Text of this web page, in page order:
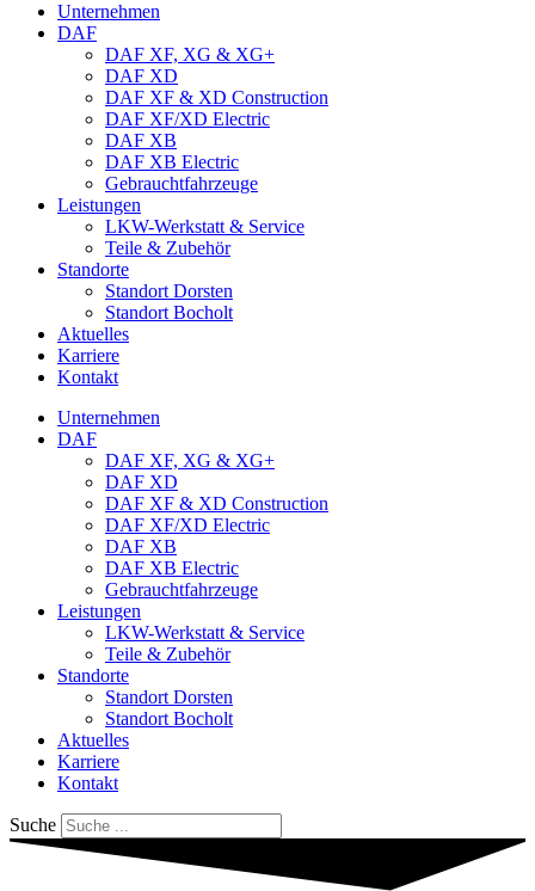
Unternehmen
DAF
DAF XF, XG & XG+
DAF XD
DAF XF & XD Construction
DAF XF/XD Electric
DAF XB
DAF XB Electric
Gebrauchtfahrzeuge
Leistungen
LKW-Werkstatt & Service
Teile & Zubehör
Standorte
Standort Dorsten
Standort Bocholt
Aktuelles
Karriere
Kontakt
Unternehmen
DAF
DAF XF, XG & XG+
DAF XD
DAF XF & XD Construction
DAF XF/XD Electric
DAF XB
DAF XB Electric
Gebrauchtfahrzeuge
Leistungen
LKW-Werkstatt & Service
Teile & Zubehör
Standorte
Standort Dorsten
Standort Bocholt
Aktuelles
Karriere
Kontakt
Suche